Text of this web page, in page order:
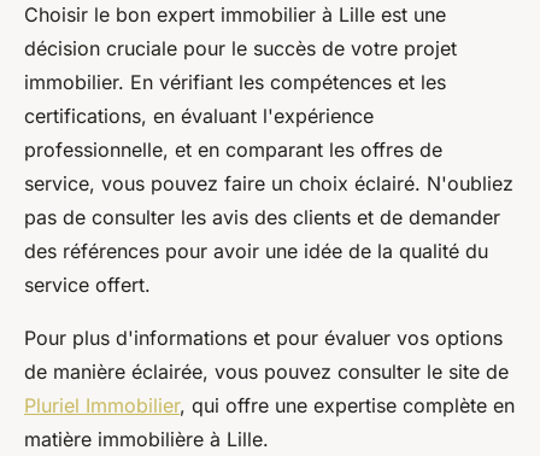
Choisir le bon expert immobilier à Lille est une
décision cruciale pour le succès de votre projet
immobilier. En vérifiant les compétences et les
certifications, en évaluant l'expérience
professionnelle, et en comparant les offres de
service, vous pouvez faire un choix éclairé. N'oubliez
pas de consulter les avis des clients et de demander
des références pour avoir une idée de la qualité du
service offert.
Pour plus d'informations et pour évaluer vos options
de manière éclairée, vous pouvez consulter le site de
Pluriel Immobilier, qui offre une expertise complète en
matière immobilière à Lille.